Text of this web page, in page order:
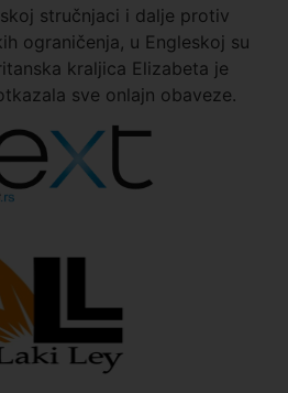
stručnjaci i dalje protiv
ograničenja, u Engleskoj su
kraljica Elizabeta je
sve onlajn obaveze.